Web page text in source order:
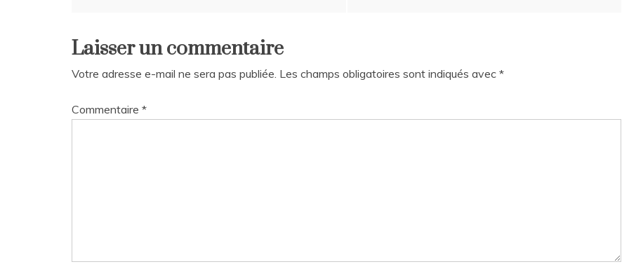
l’article
Laisser un commentaire
Votre adresse e-mail ne sera pas publiée. Les champs obligatoires sont indiqués avec *
Commentaire *